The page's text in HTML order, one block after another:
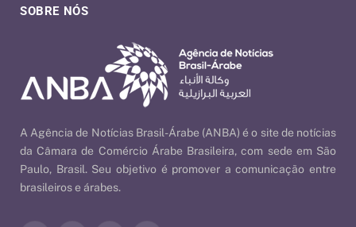
SOBRE NÓS
A Agência de Notícias Brasil-Árabe (ANBA) é o site de notícias
da Câmara de Comércio Árabe Brasileira, com sede em São
Paulo, Brasil. Seu objetivo é promover a comunicação entre
brasileiros e árabes.